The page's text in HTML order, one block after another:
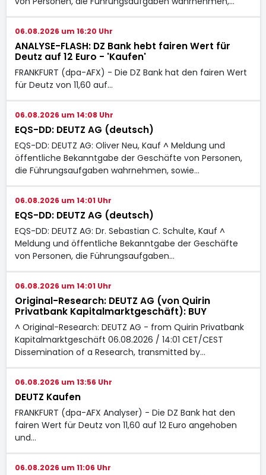
06.08.2026 um 16:20 Uhr
ANALYSE-FLASH: DZ Bank hebt fairen Wert für
Deutz auf 12 Euro - 'Kaufen'
FRANKFURT (dpa-AFX) - Die DZ Bank hat den fairen Wert
für Deutz von 11,60 auf…
06.08.2026 um 14:08 Uhr
EQS-DD: DEUTZ AG (deutsch)
EQS-DD: DEUTZ AG: Oliver Neu, Kauf ^ Meldung und
öffentliche Bekanntgabe der Geschäfte von Personen,
die Führungsaufgaben wahrnehmen, sowie…
06.08.2026 um 14:01 Uhr
EQS-DD: DEUTZ AG (deutsch)
EQS-DD: DEUTZ AG: Dr. Sebastian C. Schulte, Kauf ^
Meldung und öffentliche Bekanntgabe der Geschäfte
von Personen, die Führungsaufgaben…
06.08.2026 um 14:01 Uhr
Original-Research: DEUTZ AG (von Quirin
Privatbank Kapitalmarktgeschäft): BUY
^ Original-Research: DEUTZ AG - from Quirin Privatbank
Kapitalmarktgeschäft 06.08.2026 / 14:01 CET/CEST
Dissemination of a Research, transmitted by…
06.08.2026 um 13:56 Uhr
DEUTZ Kaufen
FRANKFURT (dpa-AFX Analyser) - Die DZ Bank hat den
fairen Wert für Deutz von 11,60 auf 12 Euro angehoben
und…
06.08.2026 um 11:06 Uhr